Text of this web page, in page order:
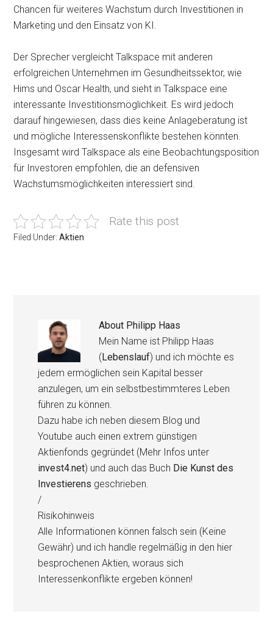
Chancen für weiteres Wachstum durch Investitionen in
Marketing und den Einsatz von KI.
Der Sprecher vergleicht Talkspace mit anderen
erfolgreichen Unternehmen im Gesundheitssektor, wie
Hims und Oscar Health, und sieht in Talkspace eine
interessante Investitionsmöglichkeit. Es wird jedoch
darauf hingewiesen, dass dies keine Anlageberatung ist
und mögliche Interessenskonflikte bestehen könnten.
Insgesamt wird Talkspace als eine Beobachtungsposition
für Investoren empfohlen, die an defensiven
Wachstumsmöglichkeiten interessiert sind.
Rate this post
Filed Under:Aktien
About Philipp Haas
Mein Name ist Philipp Haas
(Lebenslauf) und ich möchte es
jedem ermöglichen sein Kapital besser
anzulegen, um ein selbstbestimmteres Leben
führen zu können.
Dazu habe ich neben diesem Blog und
Youtube auch einen extrem günstigen
Aktienfonds gegründet (Mehr Infos unter
invest4.net) und auch das Buch Die Kunst des
Investierens geschrieben.
/
Risikohinweis
Alle Informationen können falsch sein (Keine
Gewähr) und ich handle regelmäßig in den hier
besprochenen Aktien, woraus sich
Interessenkonflikte ergeben können!